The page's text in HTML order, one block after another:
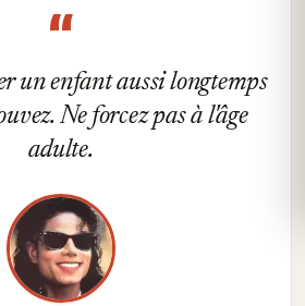
“
un enfant aussi longtemps
Ne forcez pas à l'âge
adulte.